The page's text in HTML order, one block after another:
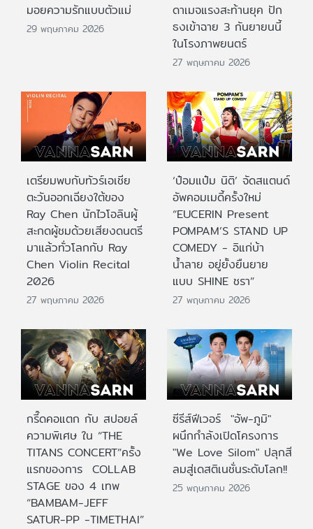
มอยความรักแบบตัวแม่
29 พฤษภาคม 2026
ดาเมจแรงสะท้านยุค ปัก
ธงเข้าฉาย 3 กันยายนนี้
ในโรงภาพยนตร์
27 พฤษภาคม 2026
เตรียมพบกับทัวร์เอเชีย
ตะวันออกเฉียงใต้ของ
Ray Chen นักไวโอลินผู้
สะกดผู้ชมด้วยเสียงดนตรี
มาแล้วทั่วโลกกับ Ray
Chen Violin Recital
2026
27 พฤษภาคม 2026
‘ป๋อมแป๋ม นิติ’ จัดสแตนด์
อัพคอมเมดี้ครั้งใหม่
“EUCERIN Present
POMPAM’S STAND UP
COMEDY - อิแก่บ้า
น้ำลาย อยู่ยั้งยืนยาย
แบบ SHINE ชรา”
27 พฤษภาคม 2026
กรี๊ดคอแตก กับ สปอยล์
ความพิเศษ ใน “THE
TITANS CONCERT”ครั้ง
แรกของการ COLLAB
STAGE ของ 4 เทพ
“BAMBAM-JEFF
SATUR-PP -TIMETHAI”
ซีรีส์ฟีเวอร์ "อัพ-ภูมิ"
ผนึกกำลังเปิดโครงการ
"We Love Silom" ปลุกสี
ลมสู่เดสติเนชั่นระดับโลก!!
25 พฤษภาคม 2026